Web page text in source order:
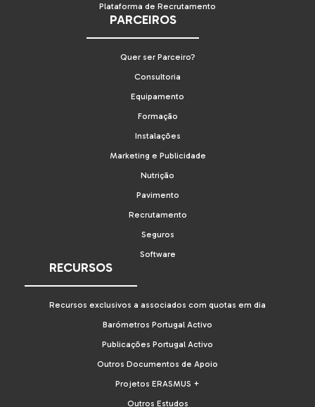
Plataforma de Recrutamento
PARCEIROS
Quer ser Parceiro?
Consultoria
Equipamento
Formação
Instalações
Marketing e Publicidade
Nutrição
Pavimento
Recrutamento
Seguros
Software
RECURSOS
Recursos exclusivos a associados com quotas em dia
Barómetros Portugal Activo
Publicações Portugal Activo
Outros Documentos de Apoio
Projetos ERASMUS +
Outros Estudos